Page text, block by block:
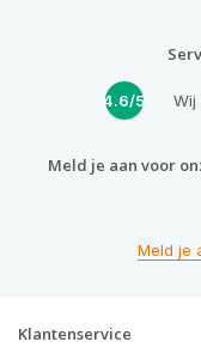
4.6/5 Wij
Meld je aan voor
Meld je
Klantenservice